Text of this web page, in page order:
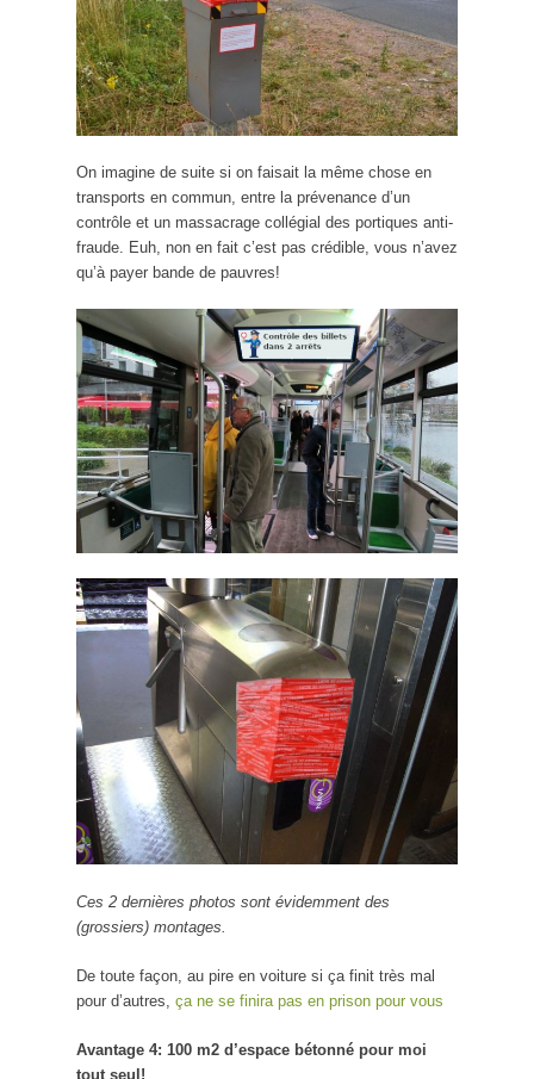
On imagine de suite si on faisait la même chose en
transports en commun, entre la prévenance d’un
contrôle et un massacrage collégial des portiques anti-
fraude. Euh, non en fait c’est pas crédible, vous n’avez
qu’à payer bande de pauvres!
Ces 2 dernières photos sont évidemment des
(grossiers) montages.
De toute façon, au pire en voiture si ça finit très mal
pour d’autres, ça ne se finira pas en prison pour vous
Avantage 4: 100 m2 d’espace bétonné pour moi
tout seul!